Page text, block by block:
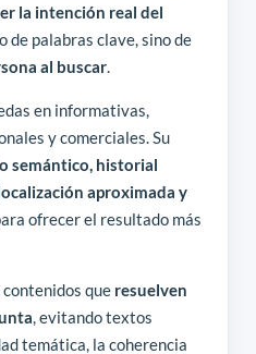
la intención real del
de palabras clave, sino de
al buscar.
en informativas,
y comerciales. Su
semántico, historial
aproximada y
ofrecer el resultado más
que resuelven
, evitando textos
temática, la coherencia